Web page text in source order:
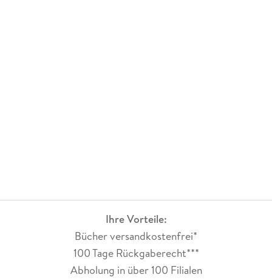
Ihre Vorteile:
Bücher versandkostenfrei*
100 Tage Rückgaberecht***
Abholung in über 100 Filialen